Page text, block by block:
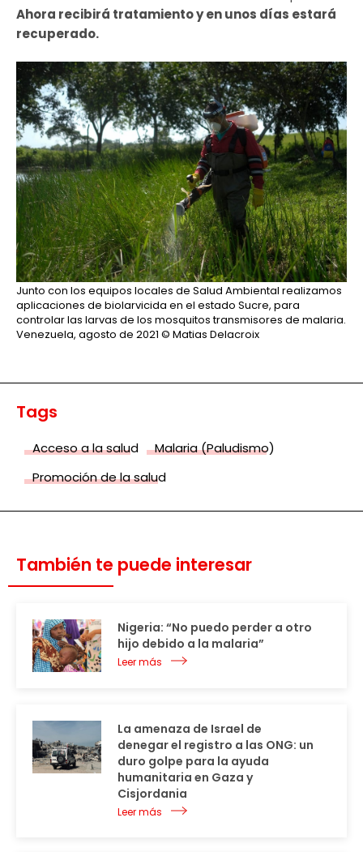
Ahora recibirá tratamiento y en unos días estará
recuperado.
Junto con los equipos locales de Salud Ambiental realizamos
aplicaciones de biolarvicida en el estado Sucre, para
controlar las larvas de los mosquitos transmisores de malaria.
Venezuela, agosto de 2021 © Matias Delacroix
Tags
Acceso a la salud
Malaria (Paludismo)
Promoción de la salud
También te puede interesar
Nigeria: “No puedo perder a otro
hijo debido a la malaria”
Leer más
La amenaza de Israel de
denegar el registro a las ONG: un
duro golpe para la ayuda
humanitaria en Gaza y
Cisjordania
Leer más